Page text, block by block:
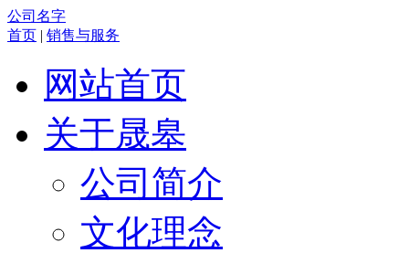
公司名字
首页 | 销售与服务
网站首页
关于晟皋
公司简介
文化理念